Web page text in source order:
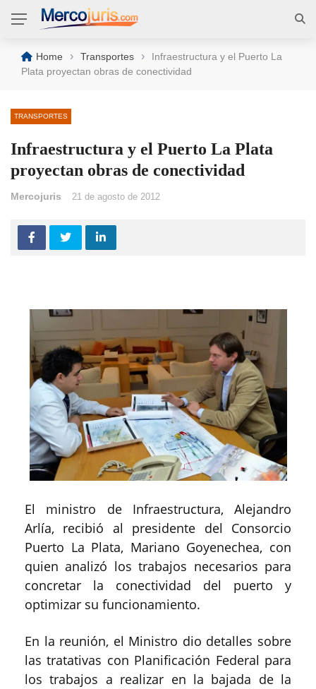
Home › Transportes ›
Infraestructura y el Puerto La
Plata proyectan obras de conectividad
TRANSPORTES
Infraestructura y el Puerto La Plata
proyectan obras de conectividad
Mercojuris 21 de agosto de 2012
El ministro de Infraestructura, Alejandro
Arlía, recibió al presidente del Consorcio
Puerto La Plata, Mariano Goyenechea, con
quien analizó los trabajos necesarios para
concretar la conectividad del puerto y
optimizar su funcionamiento.
En la reunión, el Ministro dio detalles sobre
las tratativas con Planificación Federal para
los trabajos a realizar en la bajada de la